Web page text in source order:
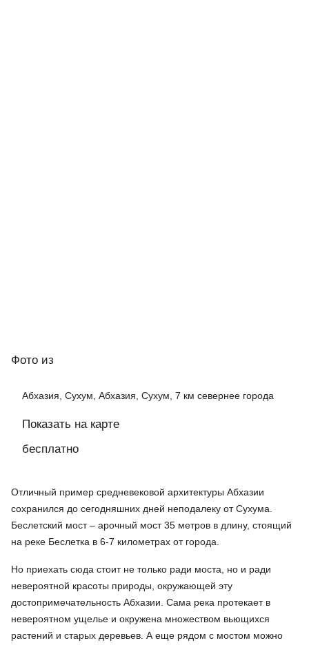
Фото из
Абхазия, Сухум, Абхазия, Сухум, 7 км севернее города
Показать на карте
бесплатно
Отличный пример средневековой архитектуры Абхазии
сохранился до сегодняшних дней неподалеку от Сухума.
Беслетский мост – арочный мост 35 метров в длину, стоящий
на реке Беслетка в 6-7 километрах от города.
Но приехать сюда стоит не только ради моста, но и ради
невероятной красоты природы, окружающей эту
достопримечательность Абхазии. Сама река протекает в
невероятном ущелье и окружена множеством вьющихся
растений и старых деревьев. А еще рядом с мостом можно